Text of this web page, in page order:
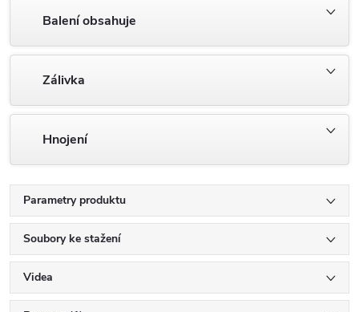
Balení obsahuje
Zálivka
Hnojení
Parametry produktu
Soubory ke stažení
Videa